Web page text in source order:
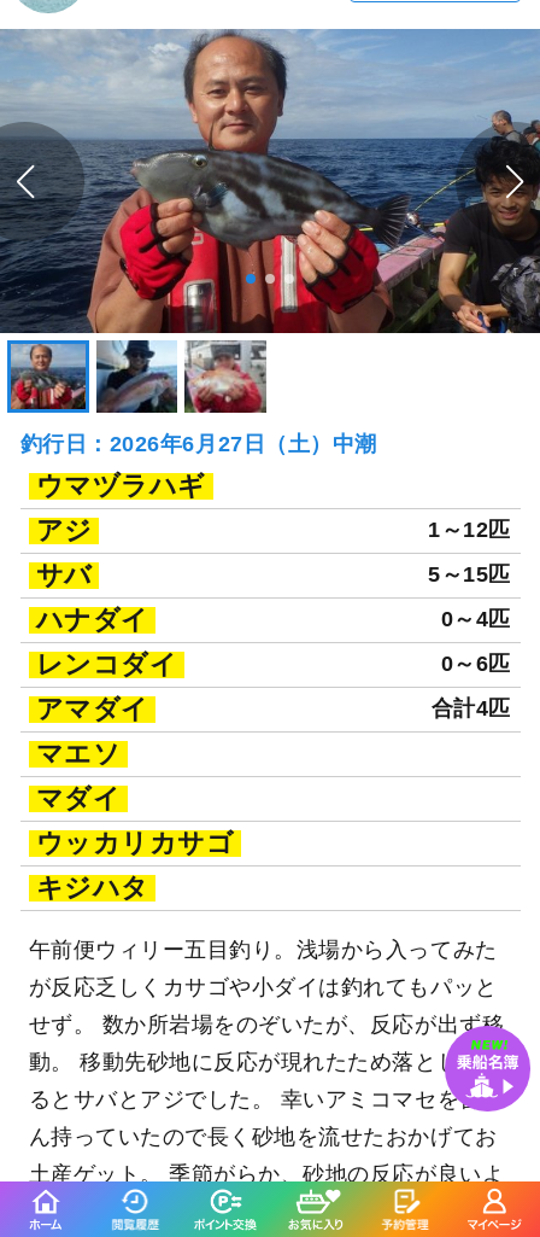
釣行日：2026年6月27日（土）中潮
ウマヅラハギ
アジ
1～12匹
サバ 5～15匹
ハナダイ 0～4匹
レンコダイ 0～6匹
アマダイ 合計4匹
マエソ
マダイ
ウッカリカサゴ
キジハタ
午前便ウィリー五目釣り。浅場から入ってみた
が反応乏しくカサゴや小ダイは釣れてもパッと
せず。 数か所岩場をのぞいたが、反応が出ず移
動。 移動先砂地に反応が現れたため落としてみ
るとサバとアジでした。 幸いアミコマセを皆さ
ん持っていたので長く砂地を流せたおかげてお
土産ゲット。 季節がらか、砂地の反応が良いよ
うです。